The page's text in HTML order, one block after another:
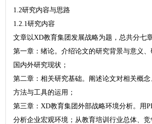
1.2研究内容与思路
1.2.1研究内容
文章以XD教育集团发展战略为题，总共分七
第一章：绪论。介绍论文的研究背景与意义、
国内外研究现状；
第二章：相关研究基础。阐述论文对相关概
方法与工具的运用；
第三章：XD教育集团外部战略环境分析。用
分析企业宏观环境；从教育培训行业总体、